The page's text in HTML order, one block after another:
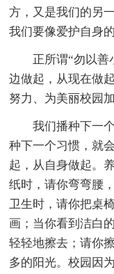
方，又是我们的另
我们要像爱护自身
正所谓“勿以善
边做起，从现在做
努力、为美丽校园
我们播种下一个
种下一个习惯，就
起，从自身做起。
纸时，请你弯弯腰
卫生时，请你把桌
画；当你看到洁白
轻轻地擦去；请你
多的阳光。校园因